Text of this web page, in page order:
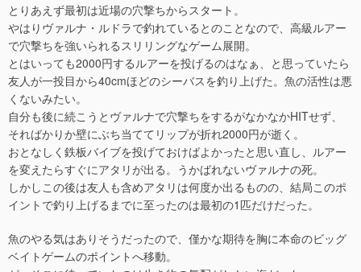
とりあえず最初は近場の穴撃ちからスタート。
やはりヴァルナ・ルドラで釣れているとのことなので、高級ルアー
で穴撃ちを強いられるスリリングなゲーム展開。
とはいっても2000円するルアーを投げるのはなぁ、と思っていたら
友人が一投目から40cmほどのシーバスを釣り上げた。魚の活性は悪
くないみたい。
自分も後に続こうとヴァルナで穴撃ちをするがなかなかHITせず、
そればかりか壁にぶち当ててリップが折れ2000円が逝く。
おとなしく鉄板バイブを投げておけばよかったと思い直し、ルアー
を変えたらすぐにアタリが出る。うかばれないヴァルナの死。
しかしこの後は友人も含めアタリは何度か出るものの、結局このポ
イントで釣り上げるまでに至ったのは最初の1匹だけだった。
魚のやる気はありそうだったので、僅かな期待を胸に本命のビッグ
ベイトゲームのポイントへ移動。